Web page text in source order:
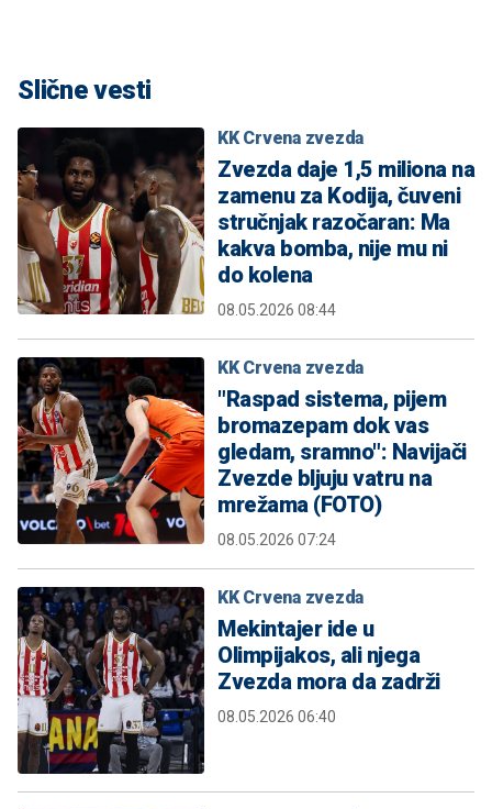
Slične vesti
KK Crvena zvezda
Zvezda daje 1,5 miliona na
zamenu za Kodija, čuveni
stručnjak razočaran: Ma
kakva bomba, nije mu ni
do kolena
08.05.2026 08:44
KK Crvena zvezda
"Raspad sistema, pijem
bromazepam dok vas
gledam, sramno": Navijači
Zvezde bljuju vatru na
mrežama (FOTO)
08.05.2026 07:24
KK Crvena zvezda
Mekintajer ide u
Olimpijakos, ali njega
Zvezda mora da zadrži
08.05.2026 06:40